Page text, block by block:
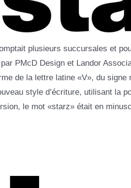
plusieurs succursales et
PMcD Design et Landor
de la lettre latine «V», du signe
style d’écriture, utilisant la
le mot «starz» était en